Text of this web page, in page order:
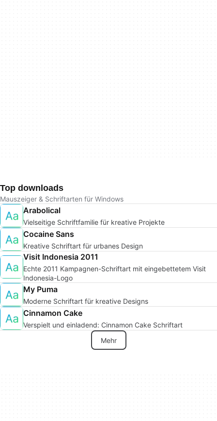
Top downloads
Mauszeiger & Schriftarten für Windows
Arabolical
Vielseitige Schriftfamilie für kreative Projekte
Cocaine Sans
Kreative Schriftart für urbanes Design
Visit Indonesia 2011
Echte 2011 Kampagnen-Schriftart mit eingebettetem Visit
Indonesia-Logo
My Puma
Moderne Schriftart für kreative Designs
Cinnamon Cake
Verspielt und einladend: Cinnamon Cake Schriftart
Mehr